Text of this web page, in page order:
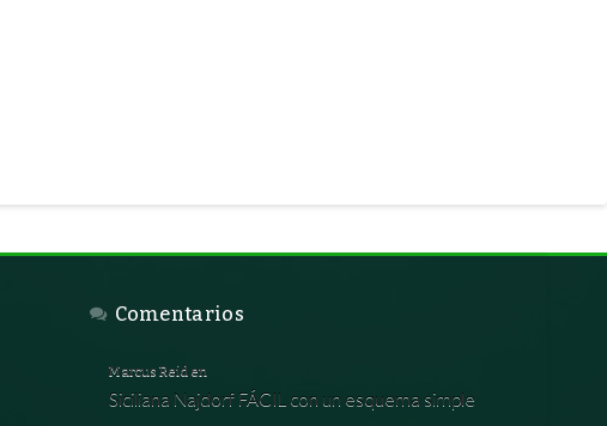
Comentarios
Marcus Reid en
Siciliana Najdorf FÁCIL con un esquema simple